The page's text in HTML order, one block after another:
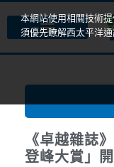
《卓越雜誌
登峰大賞」開
本網站使用相關技術
須優先瞭解西太平洋